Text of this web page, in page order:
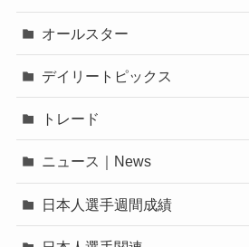
オールスター
デイリートピックス
トレード
ニュース｜News
日本人選手週間成績